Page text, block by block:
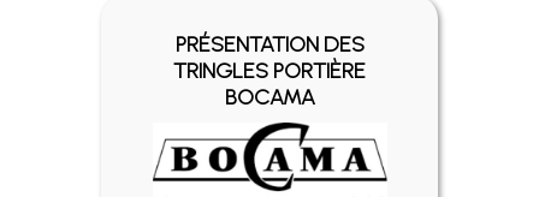
PRÉSENTATION DES
TRINGLES PORTIÈRE
BOCAMA